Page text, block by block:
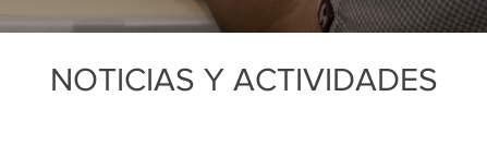
NOTICIAS Y ACTIVIDADES